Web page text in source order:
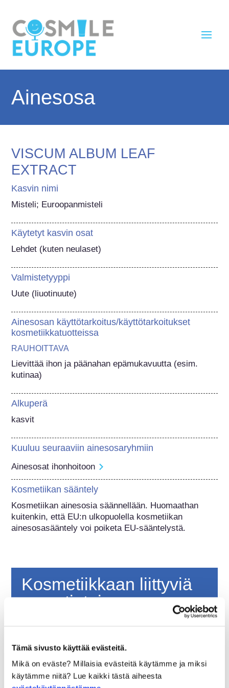
Tämä sivusto käyttää evästeitä.
Mikä on eväste? Millaisia evästeitä käytämme ja miksi
käytämme niitä? Lue kaikki tästä aiheesta
Ainesosa
VISCUM ALBUM LEAF
EXTRACT
Kasvin nimi
Misteli; Euroopanmisteli
Käytetyt kasvin osat
Lehdet (kuten neulaset)
Valmistetyyppi
Uute (liuotinuute)
Ainesosan käyttötarkoitus/käyttötarkoitukset
kosmetiikkatuotteissa
RAUHOITTAVA
Lievittää ihon ja päänahan epämukavuutta (esim.
kutinaa)
Alkuperä
kasvit
Kuuluu seuraaviin ainesosaryhmiin
Ainesosat ihonhoitoon
Kosmetiikan sääntely
Kosmetiikan ainesosia säännellään. Huomaathan
kuitenkin, että EU:n ulkopuolella kosmetiikan
ainesosasääntely voi poiketa EU-sääntelystä.
Kosmetiikkaan liittyviä
perustietoja
varmistetaan Euroopassa?
Euroopan unionissa myytävänä olevat
kosmetiikka- ja henkilökohtaisen hygienian